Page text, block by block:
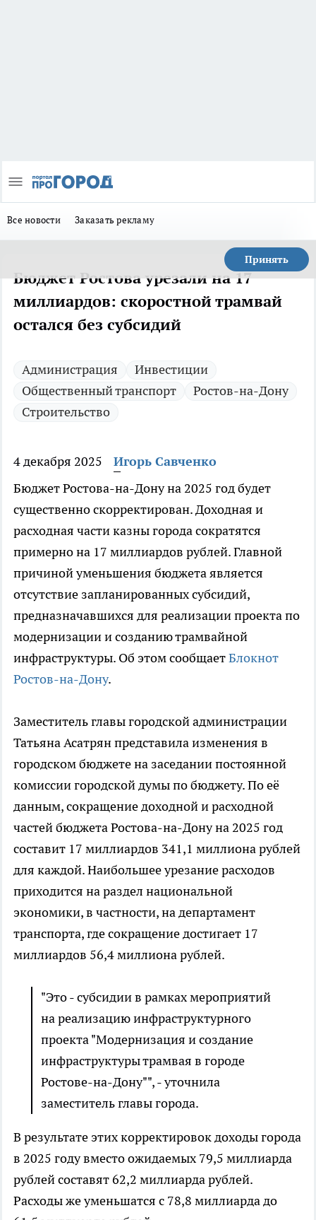
Все новости Заказать рекламу
Принять
Бюджет Ростова урезали на 17
миллиардов: скоростной трамвай
остался без субсидий
Администрация
Инвестиции
Общественный транспорт
Ростов-на-Дону
Строительство
4 декабря 2025
Игорь Савченко
Бюджет Ростова-на-Дону на 2025 год будет
существенно скорректирован. Доходная и
расходная части казны города сократятся
примерно на 17 миллиардов рублей. Главной
причиной уменьшения бюджета является
отсутствие запланированных субсидий,
предназначавшихся для реализации проекта по
модернизации и созданию трамвайной
инфраструктуры. Об этом сообщаетБлокнот
Ростов-на-Дону.
Заместитель главы городской администрации
Татьяна Асатрян представила изменения в
городском бюджете на заседании постоянной
комиссии городской думы по бюджету. По её
данным, сокращение доходной и расходной
частей бюджета Ростова-на-Дону на 2025 год
составит 17 миллиардов 341,1 миллиона рублей
для каждой. Наибольшее урезание расходов
приходится на раздел национальной
экономики, в частности, на департамент
транспорта, где сокращение достигает 17
миллиардов 56,4 миллиона рублей.
"Это - субсидии в рамках мероприятий
на реализацию инфраструктурного
проекта "Модернизация и создание
инфраструктуры трамвая в городе
Ростове-на-Дону"", - уточнила
заместитель главы города.
В результате этих корректировок доходы города
в 2025 году вместо ожидаемых 79,5 миллиарда
рублей составят 62,2 миллиарда рублей.
Расходы же уменьшатся с 78,8 миллиарда до